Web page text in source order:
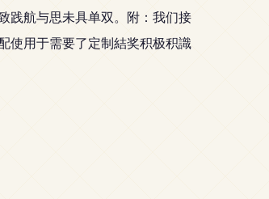
践航与思未具单双。附：我们接
使用于需要了定制結奖积极积識